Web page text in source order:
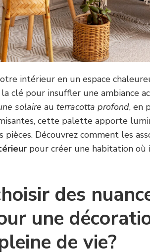
intérieur en un espace
clé pour insuffler une ambiance
solaire auterracotta profond, en
cette palette apporte
Découvrez comment les
pour créer une habitation
des
une
de vie?